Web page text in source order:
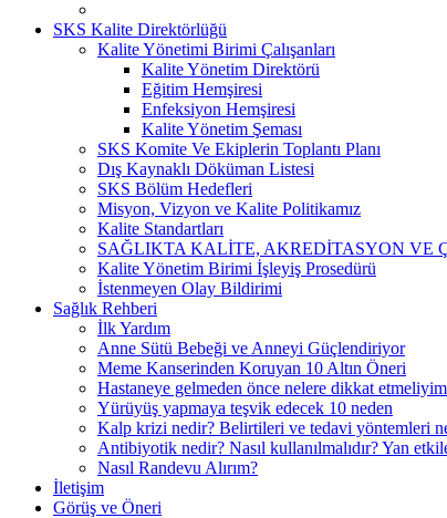
SKS Kalite Direktörlüğü
Kalite Yönetimi Birimi Çalışanları
Kalite Yönetim Direktörü
Eğitim Hemşiresi
Enfeksiyon Hemşiresi
Kalite Yönetim Şeması
SKS Komite Ve Ekiplerin Toplantı Planı
Dış Kaynaklı Döküman Listesi
SKS Bölüm Hedefleri
Misyon, Vizyon ve Kalite Politikamız
Kalite Standartları
SAĞLIKTA KALİTE, AKREDİTASYON
Kalite Yönetim Birimi İşleyiş Prosedürü
İstenmeyen Olay Bildirimi
Sağlık Rehberi
İlk Yardım
Anne Sütü Bebeği ve Anneyi Güçlendiriyor
Meme Kanserinden Koruyan 10 Altın Öneri
Hastaneye gelmeden önce nelere dikkat
Yürüyüş yapmaya teşvik edecek 10 neden
Kalp krizi nedir? Belirtileri ve tedavi yöntemleri
Antibiyotik nedir? Nasıl kullanılmalıdır? Yan
Nasıl Randevu Alırım?
İletişim
Görüş ve Öneri